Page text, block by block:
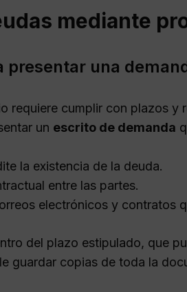
mediante
presentar una
requiere cumplir con plazos
un escrito de demanda
la existencia de la deuda.
entre las partes.
electrónicos y contratos
del plazo estipulado, que
guardar copias de toda la